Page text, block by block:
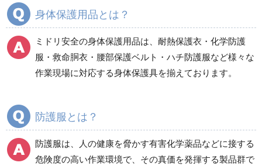
分煙対策機器
電気保守用品 ワイパー クリーンルーム対策用品
防災グッズ（防災セット） 救急医療品
健康管理器具 季節商品 ウイルス対策用品
商品カテゴリ一覧
耐熱保護衣
デュポン(TM) タイベッ
ク(R)製
身体保護用品とは？
ミドリ安全の身体保護用品は、耐熱保護衣・化学防護
服・救命胴衣・腰部保護ベルト・ハチ防護服など様々な
作業現場に対応する身体保護具を揃えております。
防護服とは？
防護服は、人の健康を脅かす有害化学薬品などに接する
危険度の高い作業環境で、その真価を発揮する製品群で